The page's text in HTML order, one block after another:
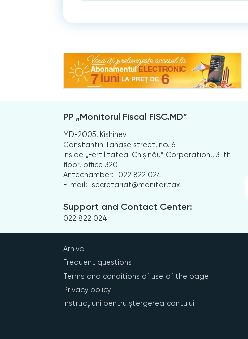
PP „Monitorul Fiscal FISC.MD”
MD-2005, Kishinev
Constantin Tanase street, no. 6
Inside „Fertilitatea-Chișinău” Corporation., 3-th
floor, office 320
Antechamber:
022 822 024
E-mail:
secretariat@monitor.tax
Support and Contact Center:
022 822 024
Arhiva
Frequent questions
Terms and conditions of use of the page
Privacy policy
Instrucțiuni pentru ștergerea contului